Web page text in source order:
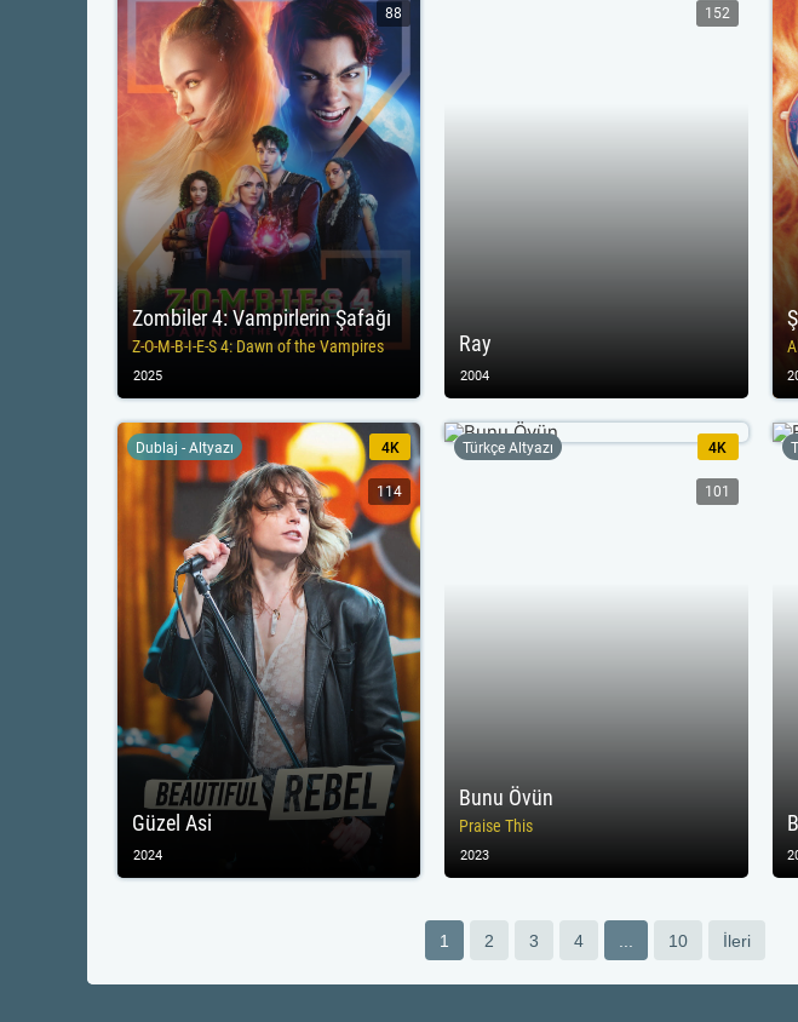
Zombiler 4: Vampirlerin Şafağı
Z-O-M-B-I-E-S 4: Dawn of the Vampires
88
2025
Ray
152
2004
Güzel Asi
Dublaj - Altyazı 4K
114
2024
Bunu Övün
Praise This
Türkçe Altyazı 4K
101
2023
1 2 3 4 10 İleri